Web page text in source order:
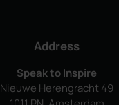
Address
Speak to Inspire
Nieuwe Herengracht 49